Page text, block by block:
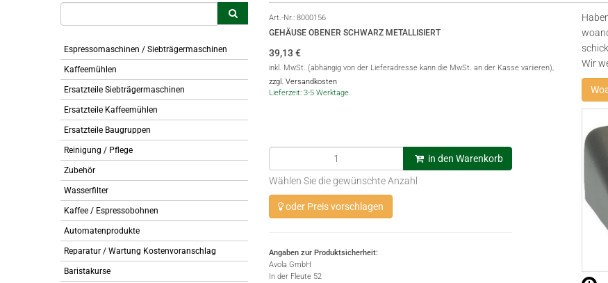
Espressomaschinen / Siebträgermaschinen
Kaffeemühlen
Ersatzteile Siebträgermaschinen
Ersatzteile Kaffeemühlen
Ersatzteile Baugruppen
Reinigung / Pflege
Zubehör
Wasserfilter
Kaffee / Espressobohnen
Automatenprodukte
Reparatur / Wartung Kostenvoranschlag
Baristakurse
Art.-Nr.: 8000156
GEHÄUSE OBENER SCHWARZ METALLISIERT
39,13 €
inkl. MwSt. (abhängig von der Lieferadresse kann die MwSt. an der Kasse variieren),
zzgl. Versandkosten
Lieferzeit: 3-5 Werktage
in den Warenkorb
Wählen Sie die gewünschte Anzahl
oder Preis vorschlagen
Angaben zur Produktsicherheit:
Avola GmbH
In der Fleute 52
Wir